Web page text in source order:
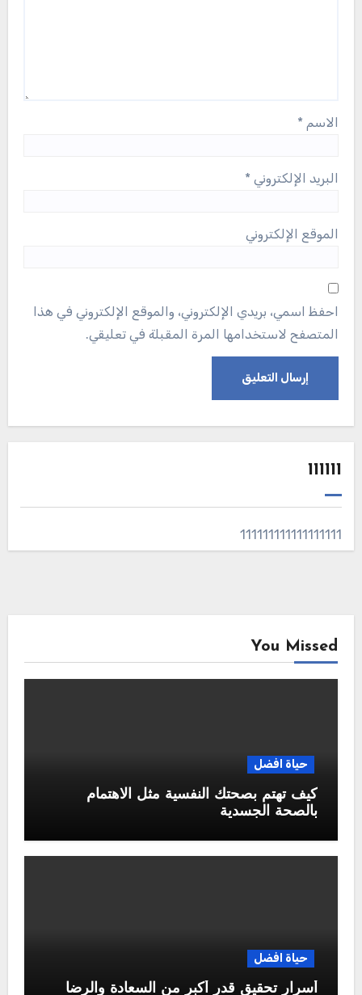
الاسم *
البريد الإلكتروني *
الموقع الإلكتروني
احفظ اسمي، بريدي الإلكتروني، والموقع الإلكتروني في هذا
المتصفح لاستخدامها المرة المقبلة في تعليقي.
111111
111111111111111111
You Missed
حياة افضل
كيف تهتم بصحتك النفسية مثل الاهتمام
بالصحة الجسدية
حياة افضل
أسرار تحقيق قدر أكبر من السعادة والرضا